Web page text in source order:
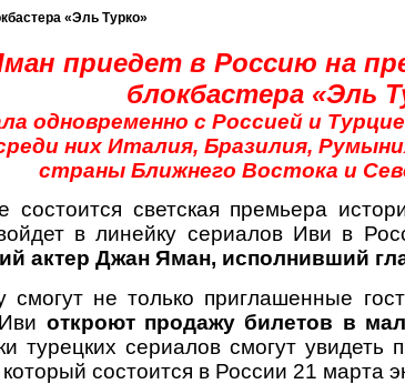
«Эль Турко»
приедет в Россию на
блокбастера «Эль
одновременно с Россией и
них Италия, Бразилия,
страны Ближнего Востока и
светская премьера
в линейку сериалов Иви в
актер Джан Яман, исполнивший
смогут не только приглашенные
откроют продажу билетов в
турецких сериалов смогут
состоится в России 21 марта